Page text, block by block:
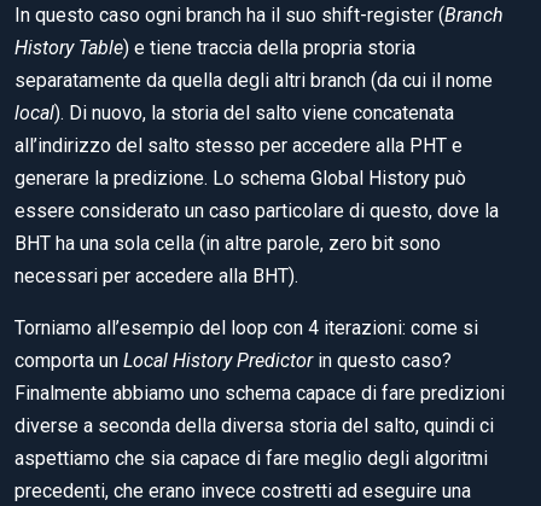
In questo caso ogni branch ha il suo shift-register (Branch
History Table) e tiene traccia della propria storia
separatamente da quella degli altri branch (da cui il nome
local). Di nuovo, la storia del salto viene concatenata
all’indirizzo del salto stesso per accedere alla PHT e
generare la predizione. Lo schema Global History può
essere considerato un caso particolare di questo, dove la
BHT ha una sola cella (in altre parole, zero bit sono
necessari per accedere alla BHT).
Torniamo all’esempio del loop con 4 iterazioni: come si
comporta un Local History Predictorin questo caso?
Finalmente abbiamo uno schema capace di fare predizioni
diverse a seconda della diversa storia del salto, quindi ci
aspettiamo che sia capace di fare meglio degli algoritmi
precedenti, che erano invece costretti ad eseguire una